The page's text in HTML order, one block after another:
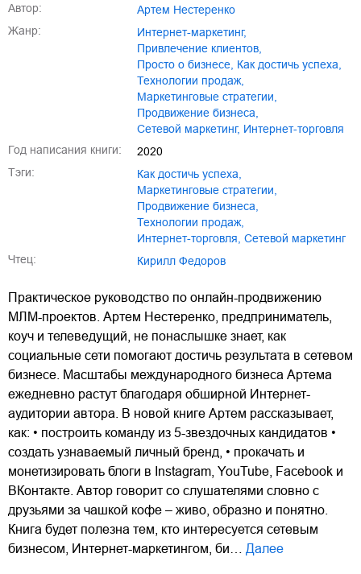
Автор:
Артем Нестеренко
Жанр:
интернет-маркетинг,
привлечение клиентов
просто о бизнесе
как достичь успеха
технологии продаж,
маркетинговые стратегии
продвижение бизнеса
сетевой маркетинг,
интернет-торговля
Год написания книги:
2020
Тэги:
как достичь успеха
маркетинговые стратегии
продвижение бизнеса
технологии продаж,
интернет-торговля
сетевой маркетинг
Чтец:
Кирилл Федоров
Практическое руководство по онлайн-продвижению
МЛМ-проектов. Артем Нестеренко, предприниматель,
коуч и телеведущий, не понаслышке знает, как
социальные сети помогают достичь результата в сетевом
бизнесе. Масштабы международного бизнеса Артема
ежедневно растут благодаря обширной Интернет-
аудитории автора. В новой книге Артем рассказывает,
как: • построить команду из 5-звездочных кандидатов •
создать узнаваемый личный бренд, • прокачать и
монетизировать блоги в Instagram, YouTube, Facebook и
ВКонтакте. Автор говорит со слушателями словно с
друзьями за чашкой кофе – живо, образно и понятно.
Книга будет полезна тем, кто интересуется сетевым
бизнесом, Интернет-маркетингом, би…
Далее